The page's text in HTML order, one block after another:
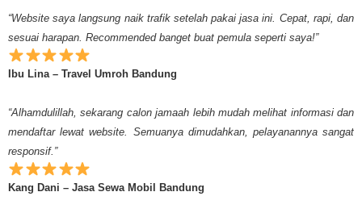
“Website saya langsung naik trafik setelah pakai jasa ini. Cepat, rapi, dan
sesuai harapan. Recommended banget buat pemula seperti saya!”
Ibu Lina – Travel Umroh Bandung
“Alhamdulillah, sekarang calon jamaah lebih mudah melihat informasi dan
mendaftar lewat website. Semuanya dimudahkan, pelayanannya sangat
responsif.”
Kang Dani – Jasa Sewa Mobil Bandung